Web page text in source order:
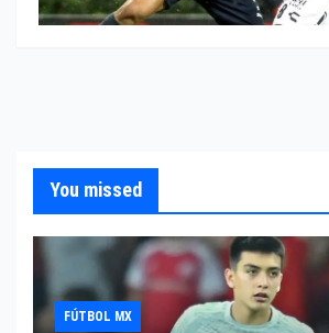
You missed
FÚTBOL MX